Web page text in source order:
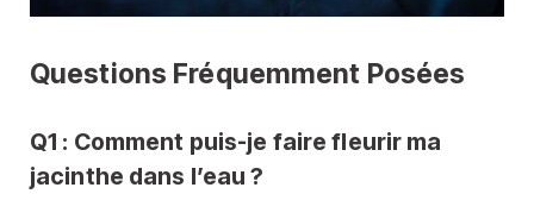
Questions Fréquemment Posées
Q1 : Comment puis-je faire fleurir ma
jacinthe dans l’eau ?